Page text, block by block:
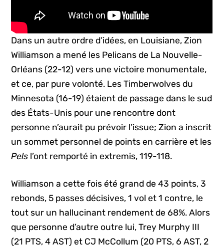
Dans un autre ordre d’idées, en Louisiane, Zion
Williamson a mené les Pelicans de La Nouvelle-
Orléans (22-12) vers une victoire monumentale,
et ce, par pure volonté. Les Timberwolves du
Minnesota (16-19) étaient de passage dans le sud
des États-Unis pour une rencontre dont
personne n’aurait pu prévoir l’issue; Zion a inscrit
un sommet personnel de points en carrière et les
Pels l’ont remporté in extremis, 119-118.
Williamson a cette fois été grand de 43 points, 3
rebonds, 5 passes décisives, 1 vol et 1 contre, le
tout sur un hallucinant rendement de 68%. Alors
que personne d’autre outre lui, Trey Murphy III
(21 PTS, 4 AST) et CJ McCollum (20 PTS, 6 AST, 2